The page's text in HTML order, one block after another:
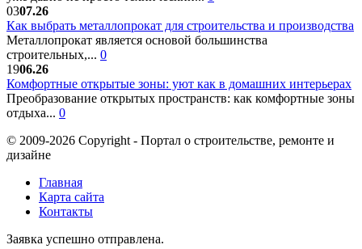
0307.26
Как выбрать металлопрокат для строительства и производства
Металлопрокат является основой большинства
строительных,... 0
1906.26
Комфортные открытые зоны: уют как в домашних интерьерах
Преобразование открытых пространств: как комфортные зоны
отдыха... 0
© 2009-2026 Copyright - Портал о строительстве, ремонте и
дизайне
Главная
Карта сайта
Контакты
Заявка успешно отправлена.